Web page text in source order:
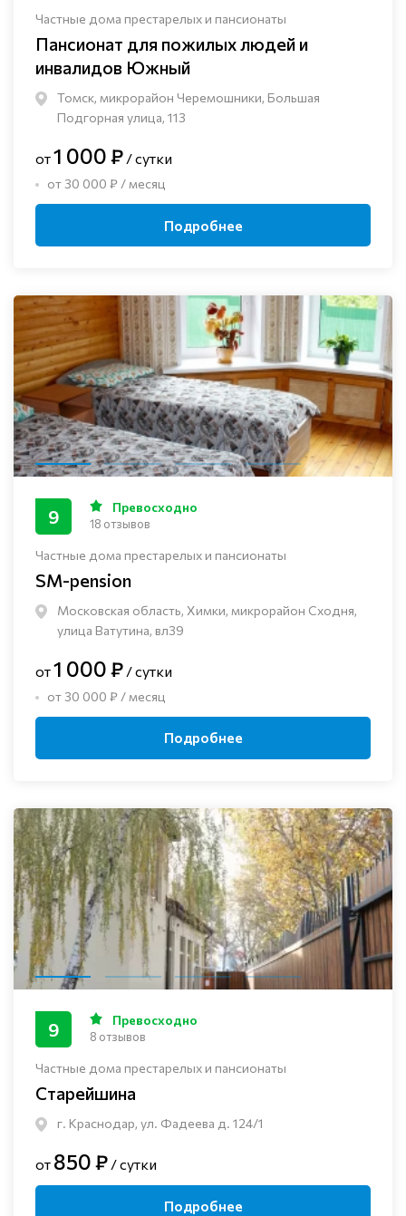
Частные дома престарелых и пансионаты
Пансионат для пожилых людей и
инвалидов Южный
Томск, микрорайон Черемошники, Большая
Подгорная улица, 113
от1 000 ₽ / сутки
от 30 000 ₽ / месяц
Подробнее
Частные дома престарелых и пансионаты
SM-pension
Московская область, Химки, микрорайон Сходня,
улица Ватутина, вл39
9 Превосходно
18 отзывов
от1 000 ₽ / сутки
от 30 000 ₽ / месяц
Подробнее
Частные дома престарелых и пансионаты
Старейшина
г. Краснодар, ул. Фадеева д. 124/1
9 Превосходно
8 отзывов
от 850 ₽ / сутки
Подробнее